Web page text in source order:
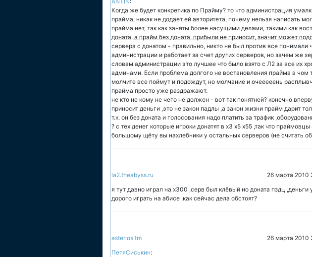
Когда же будет конкретика по Прайму? то что администрация
прайма, никак не додает ей авторитета, почему нельзя написать
прайма нет, так как заняты более насущими делами, такими как
доната, а прайм без доната, прибыли не приносит, значит может
сервера с донатом - правильно, никто не был против все
администрации и работает за счет других серверов, но зачем же
словам администрации это лучшее что было взято с Л2 за все их
админами. Если проблема долгого не востановления прайма в чом
молчите все поймут и подождут, но молчание и очееееень
прайма просто уже раздражают.
не кто не кому не чего не должен - вот так понятней? конечно
приносит деньги ,это не закон падлы ,а закон жизни прайм дарит
т.к. он без доната и голосования надо платить за трафик
? с тех денег которые игроки донатят в х3 х5 х55 ,так что
большому щёту вы нахлебники у остальных серверов (не считать
la2.theabyss.ru 26 марта 2010
я тут давно играл на х300 ,серв был клёвый но доната пздц ,деньги
дорого играть на абисе ,как сейчас дела обстоят?
asterios.tm 26 марта 2010
ПетяСиськин: